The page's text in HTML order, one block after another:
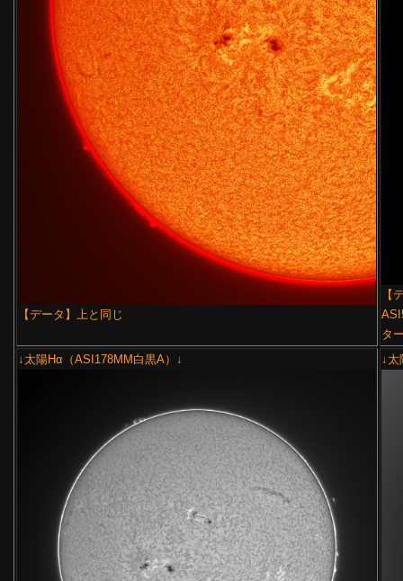
【データ】上と同じ
【
タ
↓太陽Hα（ASI178MM白黒A）↓
↓太